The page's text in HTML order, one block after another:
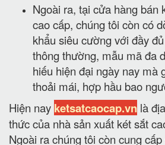
Ngoài ra, tại cửa hàng bán
cao cấp, chúng tôi còn có
khẩu siêu cường với đầy
thông thường, mẫu mã đa
hiếu hiện đại ngày nay mà
thoải mái, hợp hầu bao
Hiện nay ketsatcaocap.vn là
thức của nhà sản xuất két sắt
Ngoài ra chúng tôi còn cung